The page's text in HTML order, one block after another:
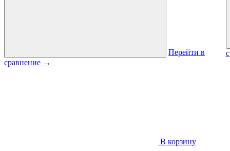
Перейти в
сравнение →
В корзину